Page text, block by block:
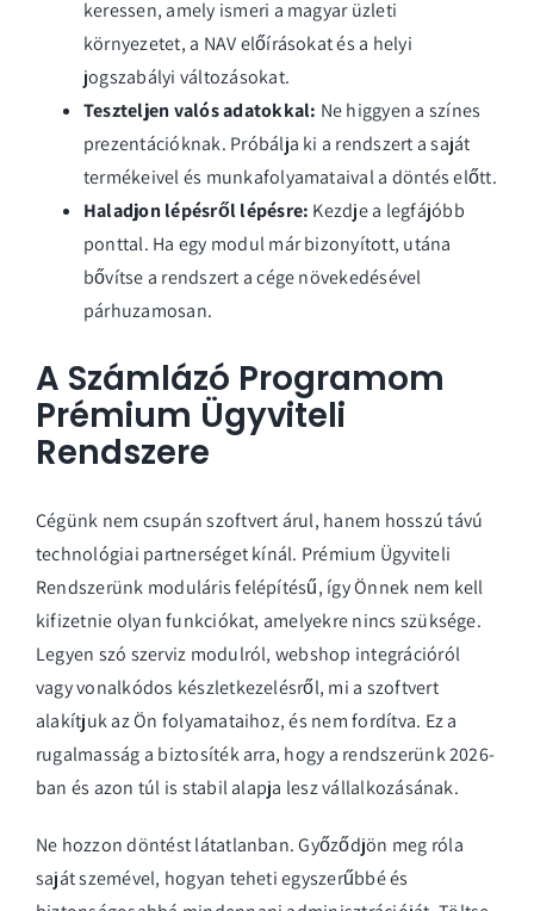
keressen, amely ismeri a magyar üzleti
környezetet, a NAV előírásokat és a helyi
jogszabályi változásokat.
Teszteljen valós adatokkal: Ne higgyen a színes
prezentációknak. Próbálja ki a rendszert a saját
termékeivel és munkafolyamataival a döntés előtt.
Haladjon lépésről lépésre: Kezdje a legfájóbb
ponttal. Ha egy modul már bizonyított, utána
bővítse a rendszert a cége növekedésével
párhuzamosan.
A Számlázó Programom
Prémium Ügyviteli
Rendszere
Cégünk nem csupán szoftvert árul, hanem hosszú távú
technológiai partnerséget kínál. Prémium Ügyviteli
Rendszerünk moduláris felépítésű, így Önnek nem kell
kifizetnie olyan funkciókat, amelyekre nincs szüksége.
Legyen szó szerviz modulról, webshop integrációról
vagy vonalkódos készletkezelésről, mi a szoftvert
alakítjuk az Ön folyamataihoz, és nem fordítva. Ez a
rugalmasság a biztosíték arra, hogy a rendszerünk 2026-
ban és azon túl is stabil alapja lesz vállalkozásának.
Ne hozzon döntést látatlanban. Győződjön meg róla
saját szemével, hogyan teheti egyszerűbbé és